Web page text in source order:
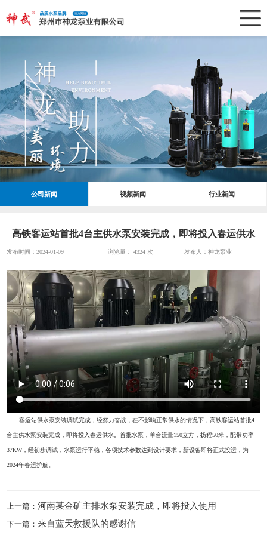
公司新闻 视频新闻 行业新闻
高铁客运站首批4台主供水泵安装完成，即将投入春运供水
发布时间：2024-01-09 浏览量：4324 次 发布人：神龙泵业
客运站供水泵安装调试完成，经努力奋战，在不影响正常供水的情况下，高铁客运站首批4
台主供水泵安装完成，即将投入春运供水。首批水泵，单台流量150立方，扬程50米，配带功率
37KW，经初步调试，水泵运行平稳，各项技术参数达到设计要求，新设备即将正式投运，为
2024年春运护航。
上一篇：河南某金矿主排水泵安装完成，即将投入使用
下一篇：来自蓝天救援队的感谢信